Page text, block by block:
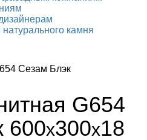
камня
Сезам Блэк
G654
600x300x18